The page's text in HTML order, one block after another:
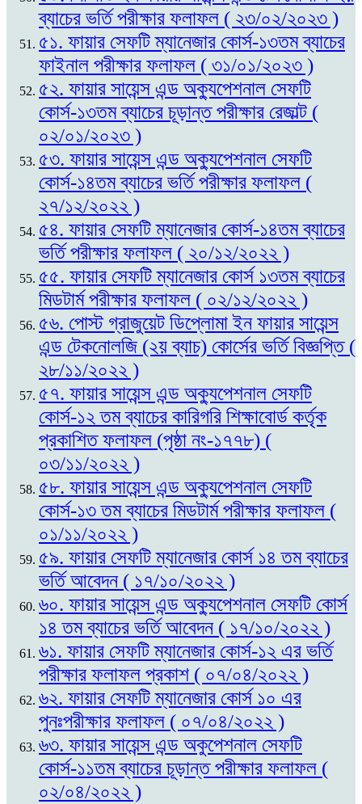
ব্যাচের ভর্তি পরীক্ষার ফলাফল ( ২৩/০২/২০২৩ )
৫১. ফায়ার সেফটি ম্যানেজার কোর্স-১৩তম ব্যাচের
ফাইনাল পরীক্ষার ফলাফল ( ৩১/০১/২০২৩ )
৫২. ফায়ার সায়েন্স এন্ড অক্যুপেশনাল সেফটি
কোর্স-১৩তম ব্যাচের চূড়ান্ত পরীক্ষার রেজাল্ট (
০২/০১/২০২৩ )
৫৩. ফায়ার সায়েন্স এন্ড অক্যুপেশনাল সেফটি
কোর্স-১৪তম ব্যাচের ভর্তি পরীক্ষার ফলাফল (
২৭/১২/২০২২ )
৫৪. ফায়ার সেফটি ম্যানেজার কোর্স-১৪তম ব্যাচের
ভর্তি পরীক্ষার ফলাফল ( ২০/১২/২০২২ )
৫৫. ফায়ার সেফটি ম্যানেজার কোর্স ১৩তম ব্যাচের
মিডটার্ম পরীক্ষার ফলাফল ( ০২/১২/২০২২ )
৫৬. পোস্ট গ্রাজুয়েট ডিপ্লোমা ইন ফায়ার সায়েন্স
এন্ড টেকনোলজি (২য় ব্যাচ) কোর্সের ভর্তি বিজ্ঞপ্তি (
২৮/১১/২০২২ )
৫৭. ফায়ার সায়েন্স এন্ড অক্যুপেশনাল সেফটি
কোর্স-১২ তম ব্যাচের কারিগরি শিক্ষাবোর্ড কর্তৃক
প্রকাশিত ফলাফল (পৃষ্ঠা নং-১৭৭৮) (
০৩/১১/২০২২ )
৫৮. ফায়ার সায়েন্স এন্ড অক্যুপেশনাল সেফটি
কোর্স-১৩ তম ব্যাচের মিডটার্ম পরীক্ষার ফলাফল (
০১/১১/২০২২ )
৫৯. ফায়ার সেফটি ম্যানেজার কোর্স ১৪ তম ব্যাচের
ভর্তি আবেদন ( ১৭/১০/২০২২ )
৬০. ফায়ার সায়েন্স এন্ড অক্যুপেশনাল সেফটি কোর্স
১৪ তম ব্যাচের ভর্তি আবেদন ( ১৭/১০/২০২২ )
৬১. ফায়ার সেফটি ম্যানেজার কোর্স-১২ এর ভর্তি
পরীক্ষার ফলাফল প্রকাশ ( ০৭/০৪/২০২২ )
৬২. ফায়ার সেফটি ম্যানেজার কোর্স ১০ এর
পুনঃপরীক্ষার ফলাফল ( ০৭/০৪/২০২২ )
৬৩. ফায়ার সায়েন্স এন্ড অকুপেশনাল সেফটি
কোর্স-১১তম ব্যাচের চূড়ান্ত পরীক্ষার ফলাফল (
০২/০৪/২০২২ )